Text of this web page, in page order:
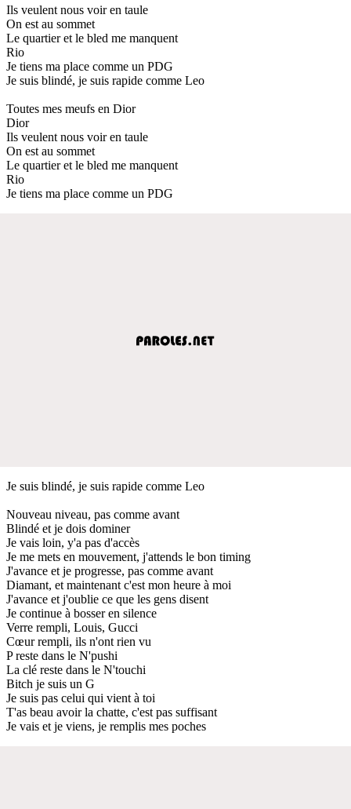
Ils veulent nous voir en taule
On est au sommet
Le quartier et le bled me manquent
Rio
Je tiens ma place comme un PDG
Je suis blindé, je suis rapide comme Leo
Toutes mes meufs en Dior
Dior
Ils veulent nous voir en taule
On est au sommet
Le quartier et le bled me manquent
Rio
Je tiens ma place comme un PDG
Je suis blindé, je suis rapide comme Leo
Nouveau niveau, pas comme avant
Blindé et je dois dominer
Je vais loin, y'a pas d'accès
Je me mets en mouvement, j'attends le bon timing
J'avance et je progresse, pas comme avant
Diamant, et maintenant c'est mon heure à moi
J'avance et j'oublie ce que les gens disent
Je continue à bosser en silence
Verre rempli, Louis, Gucci
Cœur rempli, ils n'ont rien vu
P reste dans le N'pushi
La clé reste dans le N'touchi
Bitch je suis un G
Je suis pas celui qui vient à toi
T'as beau avoir la chatte, c'est pas suffisant
Je vais et je viens, je remplis mes poches